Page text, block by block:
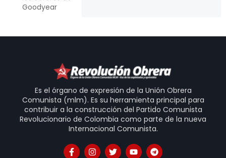
Goodyear
Es el órgano de expresión de la Unión Obrera
Comunista (mlm). Es su herramienta principal para
contribuir a la construcción del Partido Comunista
Revolucionario de Colombia como parte de la nueva
Internacional Comunista.